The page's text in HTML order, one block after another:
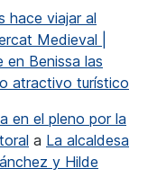
hace viajar al
Medieval |
Benissa las
atractivo turístico
en el pleno por la
a La alcaldesa
y Hilde